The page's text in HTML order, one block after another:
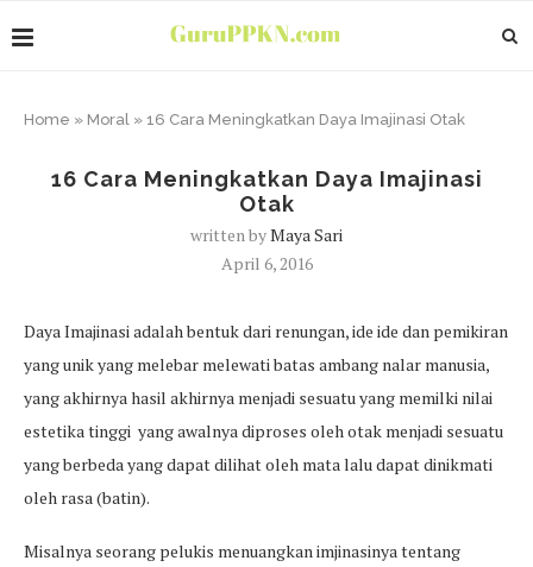
Home » Moral » 16 Cara Meningkatkan Daya Imajinasi Otak
16 Cara Meningkatkan Daya Imajinasi
Otak
written byMaya Sari
April 6, 2016
Daya Imajinasi adalah bentuk dari renungan, ide ide dan pemikiran
yang unik yang melebar melewati batas ambang nalar manusia,
yang akhirnya hasil akhirnya menjadi sesuatu yang memilki nilai
estetika tinggi yang awalnya diproses oleh otak menjadi sesuatu
yang berbeda yang dapat dilihat oleh mata lalu dapat dinikmati
oleh rasa (batin).
Misalnya seorang pelukis menuangkan imjinasinya tentang